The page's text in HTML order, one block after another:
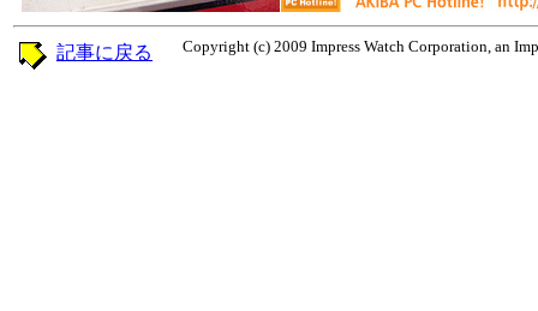
記事に戻る Copyright (c) 2009 Impress Watch Corporation, an